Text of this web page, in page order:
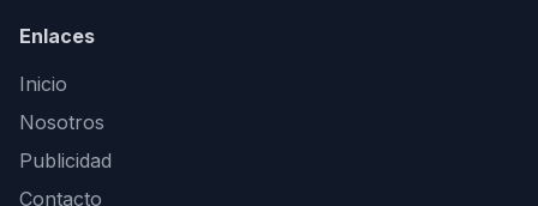
Enlaces
Inicio
Nosotros
Publicidad
Contacto